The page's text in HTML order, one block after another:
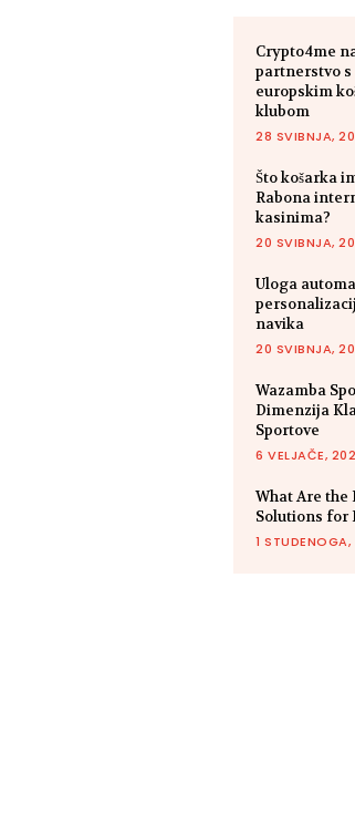
Crypto4me
partnerstvo
europskim
klubom
28 SVIBNJA,
Što košarka
Rabona
kasinima?
20 SVIBNJA,
Uloga
navika
20 SVIBNJA,
Wazamba
Dimenzija
Sportove
6 VELJAČE,
What Are the
Solutions for
1